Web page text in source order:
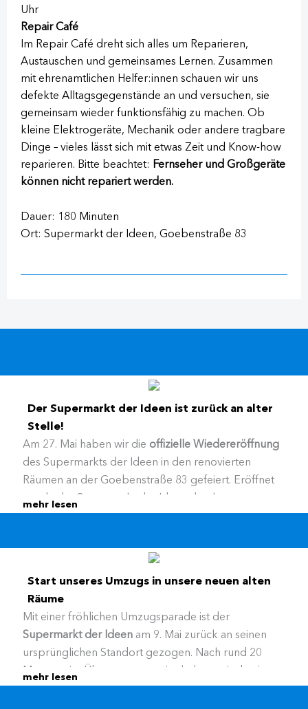
Uhr
Repair Café
Im Repair Café dreht sich alles um Reparieren,
Austauschen und gemeinsames Lernen. Zusammen
mit ehrenamtlichen Helfer:innen schauen wir uns
defekte Alltagsgegenstände an und versuchen, sie
gemeinsam wieder funktionsfähig zu machen. Ob
kleine Elektrogeräte, Mechanik oder andere tragbare
Dinge – vieles lässt sich mit etwas Zeit und Know-how
reparieren. Bitte beachtet: Fernseher und Großgeräte
können nicht repariert werden.
Dauer: 180 Minuten
Ort: Supermarkt der Ideen, Goebenstraße 83
Der Supermarkt der Ideen ist zurück an alter
Stelle!
Am 27. Mai haben wir die offizielle Wiedereröffnung
des Supermarkts der Ideen in den renovierten
Räumen an der Goebenstraße 83 gefeiert. Eröffnet
wurde der Supermarkt der Ideen durch
Bezirksbürgermeister Ralf Bohnes – ganz passend zu
Durchschneiden eines roten Bandes, sondern mit
Bereits am Vormittag fand der erste
Akteursworkshop im Projekt „Lokale
Ressourcenzentren“ statt. Vertreter*innen
interessierter Institutionen informierten sich darüber,
wie wir künftig Materialien in Oberhausen sammeln,
mehr lesen
Start unseres Umzugs in unsere neuen alten
Räume
Mit einer fröhlichen Umzugsparade ist der
Supermarkt der Ideen am 9. Mai zurück an seinen
ursprünglichen Standort gezogen. Nach rund 20
Monaten im Übergangsquartier kehren wir damit
wieder in die sanierten Räume an der Goebenstraße
mehr lesen